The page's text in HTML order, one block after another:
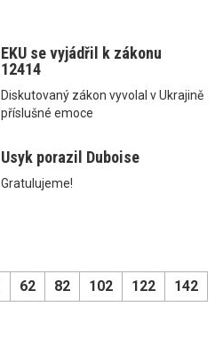
EKU se vyjádřil k zákonu
12414
Diskutovaný zákon vyvolal v Ukrajině
příslušné emoce
Usyk porazil Duboise
Gratulujeme!
62 82 102 122
142